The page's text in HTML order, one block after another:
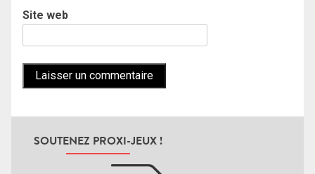
Site web
SOUTENEZ PROXI-JEUX !